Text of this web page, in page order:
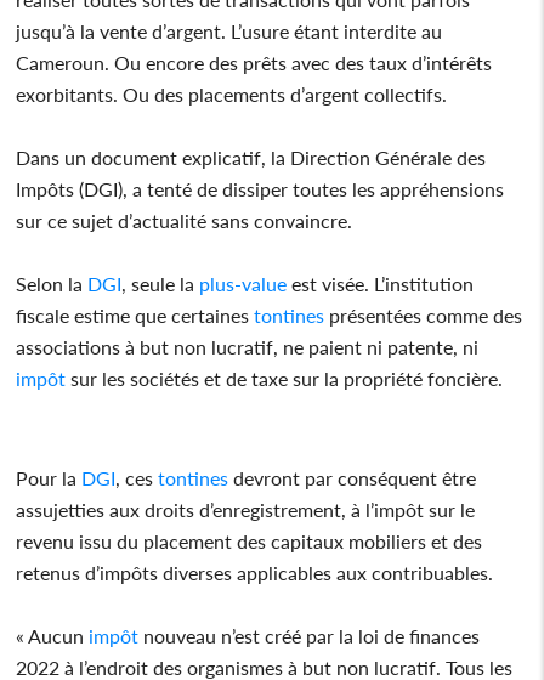
jusqu’à la vente d’argent. L’usure étant interdite au
Cameroun. Ou encore des prêts avec des taux d’intérêts
exorbitants. Ou des placements d’argent collectifs.
Dans un document explicatif, la Direction Générale des
Impôts (DGI), a tenté de dissiper toutes les appréhensions
sur ce sujet d’actualité sans convaincre.
Selon la DGI , seule la plus-value est visée. L’institution
fiscale estime que certaines tontines présentées comme des
associations à but non lucratif, ne paient ni patente, ni
impôt sur les sociétés et de taxe sur la propriété foncière.
Pour la DGI , ces tontines devront par conséquent être
assujetties aux droits d’enregistrement, à l’impôt sur le
revenu issu du placement des capitaux mobiliers et des
retenus d’impôts diverses applicables aux contribuables.
« Aucun impôt nouveau n’est créé par la loi de finances
2022 à l’endroit des organismes à but non lucratif. Tous les